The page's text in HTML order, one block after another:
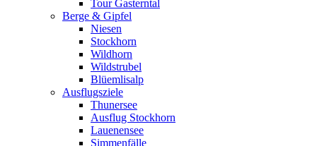
Tour Gasterntal
Berge & Gipfel
Niesen
Stockhorn
Wildhorn
Wildstrubel
Blüemlisalp
Ausflugsziele
Thunersee
Ausflug Stockhorn
Lauenensee
Simmenfälle